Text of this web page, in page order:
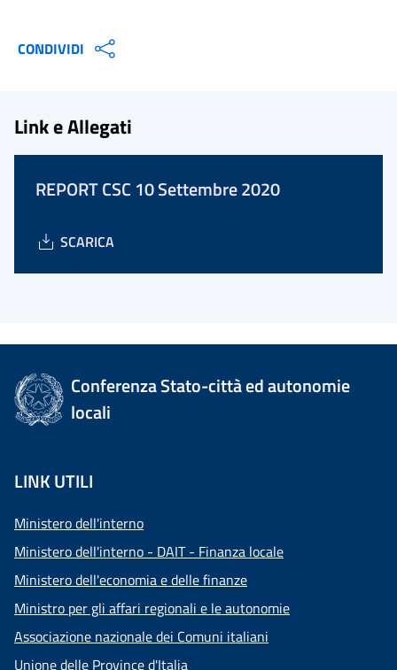
CONDIVIDI
Link e Allegati
REPORT CSC 10 Settembre 2020
SCARICA
Conferenza Stato-città ed autonomie
locali
LINK UTILI
Ministero dell'interno
Ministero dell'interno - DAIT - Finanza locale
Ministero dell'economia e delle finanze
Ministro per gli affari regionali e le autonomie
Associazione nazionale dei Comuni italiani
Unione delle Province d'Italia